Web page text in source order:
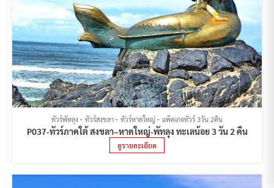
ทัวร์พัทลุง ทัวร์สงขลา ทัวร์หาดใหญ่ แพ็คเกจทัวร์ 3วัน 2คืน
P037-ทัวร์ภาคใต้ สงขลา–หาดใหญ่-พัทลุง ทะเลน้อย 3 วัน 2 คืน
ดูรายละเอียด